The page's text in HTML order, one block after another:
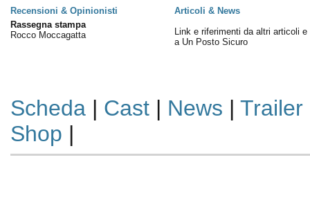
Recensioni & Opinionisti
Articoli & News
Rassegna stampa
Rocco Moccagatta
Link e riferimenti da altri articoli e
a Un Posto Sicuro
Scheda| Cast| News | Trailer
Shop |